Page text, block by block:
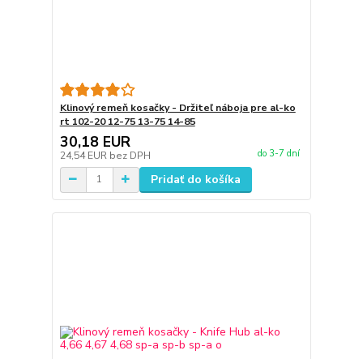
Klinový remeň kosačky - Držiteľ náboja pre al-ko
rt 102-20 12-75 13-75 14-85
30,18 EUR
24,54 EUR bez DPH do 3-7 dní
Pridať do košíka